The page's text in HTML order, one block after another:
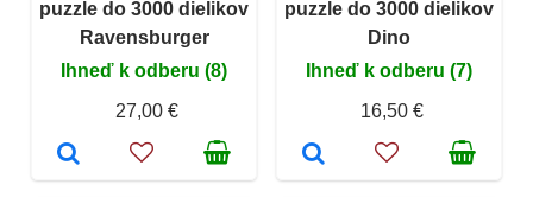
puzzle do 3000 dielikov
Ravensburger
Ihneď k odberu (8)
27,00 €
puzzle do 3000 dielikov
Dino
Ihneď k odberu (7)
16,50 €